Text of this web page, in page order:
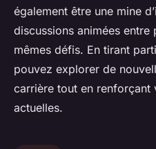
également être une mine
discussions animées
mêmes défis. En tirant
pouvez explorer de
carrière tout en renforçant
actuelles.